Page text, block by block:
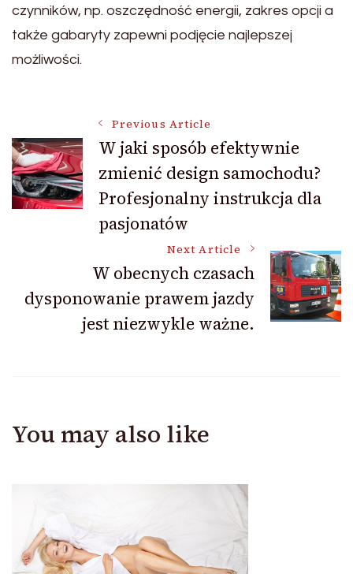
czynników, np. oszczędność energii, zakres opcji a
także gabaryty zapewni podjęcie najlepszej
możliwości.
Post
Navigation
Previous Article
W jaki sposób efektywnie
zmienić design samochodu?
Profesjonalny instrukcja dla
pasjonatów
Next Article
W obecnych czasach
dysponowanie prawem jazdy
jest niezwykle ważne.
You may also like